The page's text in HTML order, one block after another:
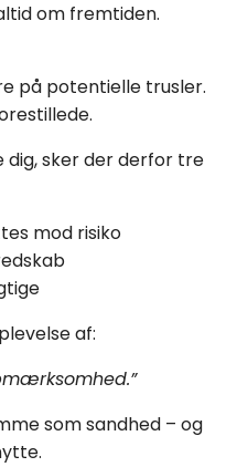
om fremtiden.
på potentielle trusler.
dig, sker der derfor tre
mod risiko
af:
som sandhed – og